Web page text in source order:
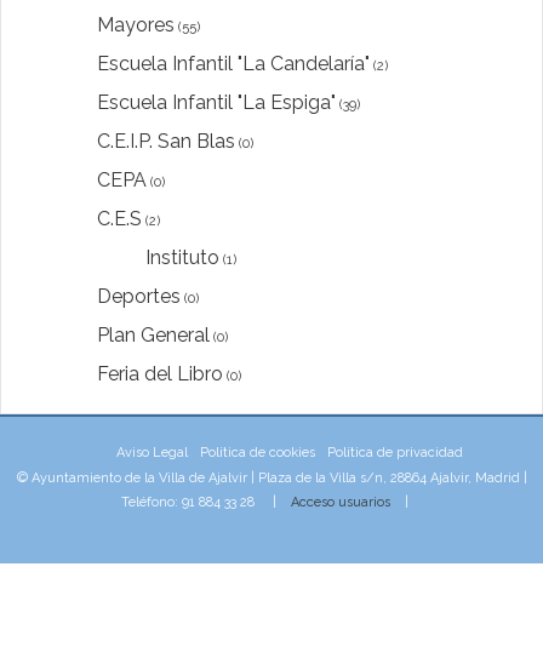
Mayores (55)
Escuela Infantil "La Candelaría" (2)
Escuela Infantil "La Espiga" (39)
C.E.I.P. San Blas (0)
CEPA (0)
C.E.S (2)
Instituto (1)
Deportes (0)
Plan General (0)
Feria del Libro (0)
Aviso Legal Política de cookies
Política de privacidad
© Ayuntamiento de la Villa de Ajalvir | Plaza de la Villa s/n, 28864 Ajalvir, Madrid |
Teléfono: 91 884 33 28 | Acceso usuarios|